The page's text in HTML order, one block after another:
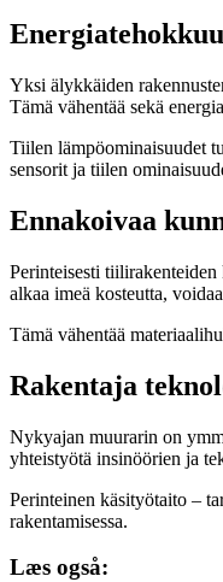
Yksi älykkäiden
Tämä vähentää sekä
Tiilen lämpöominaisuudet
sensorit ja tiilen
Ennakoivaa
Perinteisesti
alkaa imeä kosteutta,
Tämä vähentää
Rakentaja
Nykyajan muurarin on
yhteistyötä insinöörien ja
Perinteinen käsityötaito –
rakentamisessa.
Læs også: